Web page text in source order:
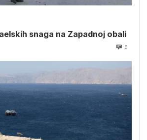
snaga na Zapadnoj obali
0